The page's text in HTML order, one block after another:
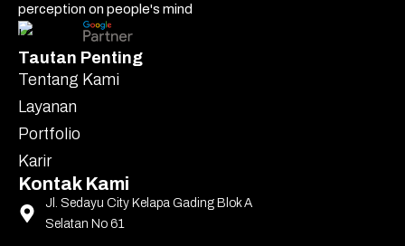
perception on people's mind
Tautan Penting
Tentang Kami
Layanan
Portfolio
Karir
Kontak Kami
Jl. Sedayu City Kelapa Gading Blok A
Selatan No 61